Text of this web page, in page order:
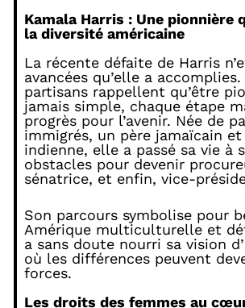
Kamala Harris : Une pionnière
la diversité américaine
La récente défaite de Harris
avancées qu’elle a accomplies.
partisans rappellent qu’être
jamais simple, chaque étape
progrès pour l’avenir. Née de
immigrés, un père jamaïcain
indienne, elle a passé sa vie à
obstacles pour devenir
sénatrice, et enfin, vice-
Son parcours symbolise pour
Amérique multiculturelle et
a sans doute nourri sa vision
où les différences peuvent
forces.
Les droits des femmes au